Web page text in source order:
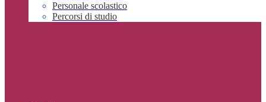
Personale scolastico
Percorsi di studio